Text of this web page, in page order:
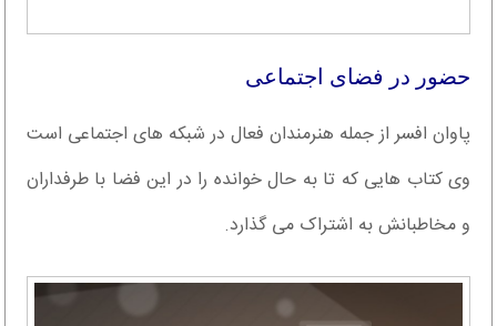
حضور در فضای اجتماعی
پاوان افسر از جمله هنرمندان فعال در شبکه های اجتماعی است
وی کتاب هایی که تا به حال خوانده را در این فضا با طرفداران
و مخاطبانش به اشتراک می گذارد.